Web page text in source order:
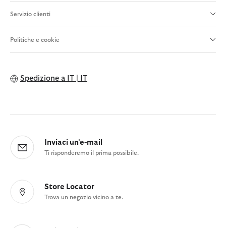
Servizio clienti
Politiche e cookie
Spedizione a IT | IT
Inviaci un'e-mail
Ti risponderemo il prima possibile.
Store Locator
Trova un negozio vicino a te.